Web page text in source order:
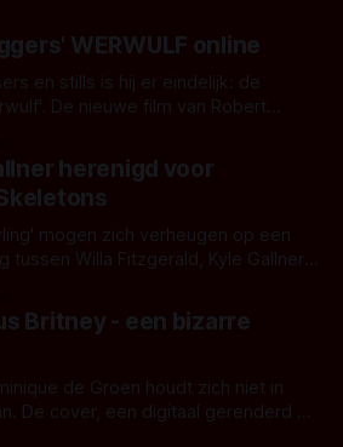
WERWULF online
en stills is hij er eindelijk: de
De nieuwe film van Robert
mythe. Het topic deze keer is (kon
weerwolf. Kijk je mee?
herenigd voor
mogen zich verheugen op een
tussen Willa Fitzgerald, Kyle Gallner
creature feature waarvoor de
Australië.
Britney - een bizarre
de Groen houdt zich niet in
De cover, een digitaal gerenderd en